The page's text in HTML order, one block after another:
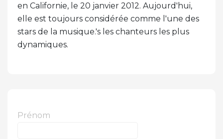
en Californie, le 20 janvier 2012. Aujourd'hui,
elle est toujours considérée comme l'une des
stars de la musique.'s les chanteurs les plus
dynamiques.
Prénom